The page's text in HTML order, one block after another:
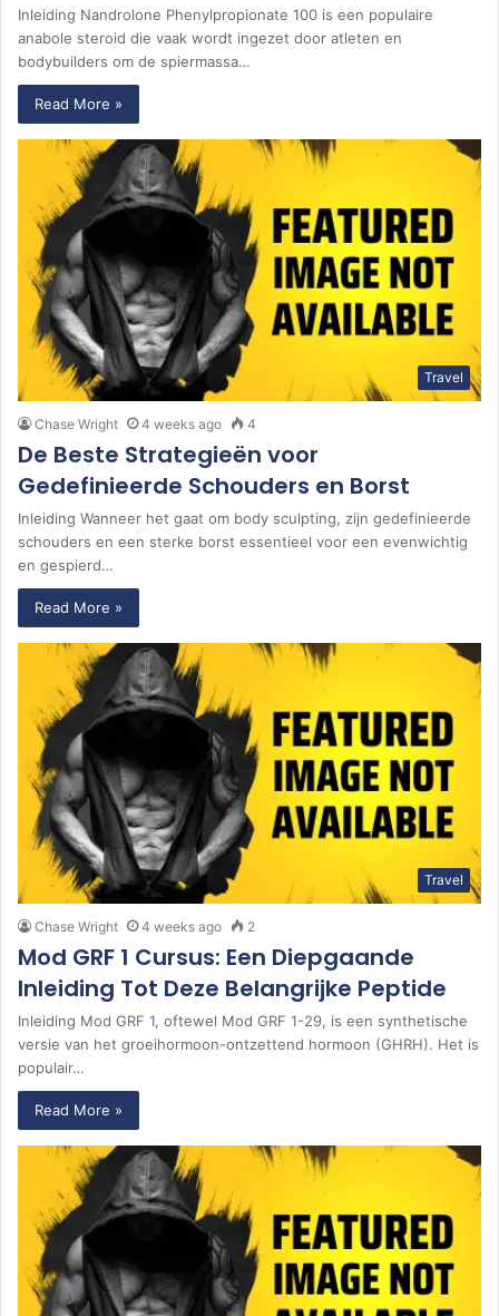
Inleiding Nandrolone Phenylpropionate 100 is een populaire
anabole steroid die vaak wordt ingezet door atleten en
bodybuilders om de spiermassa…
Read More »
Travel
Chase Wright 4 weeks ago 4
De Beste Strategieën voor
Gedefinieerde Schouders en Borst
Inleiding Wanneer het gaat om body sculpting, zijn gedefinieerde
schouders en een sterke borst essentieel voor een evenwichtig
en gespierd…
Read More »
Travel
Chase Wright 4 weeks ago 2
Mod GRF 1 Cursus: Een Diepgaande
Inleiding Tot Deze Belangrijke Peptide
Inleiding Mod GRF 1, oftewel Mod GRF 1-29, is een synthetische
versie van het groeihormoon-ontzettend hormoon (GHRH). Het is
populair…
Read More »